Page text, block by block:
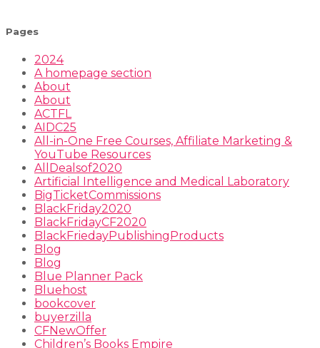
Pages
2024
A homepage section
About
About
ACTFL
AIDC25
All-in-One Free Courses, Affiliate Marketing &
YouTube Resources
AllDealsof2020
Artificial Intelligence and Medical Laboratory
BigTicketCommissions
BlackFriday2020
BlackFridayCF2020
BlackFriedayPublishingProducts
Blog
Blog
Blue Planner Pack
Bluehost
bookcover
buyerzilla
CFNewOffer
Children’s Books Empire